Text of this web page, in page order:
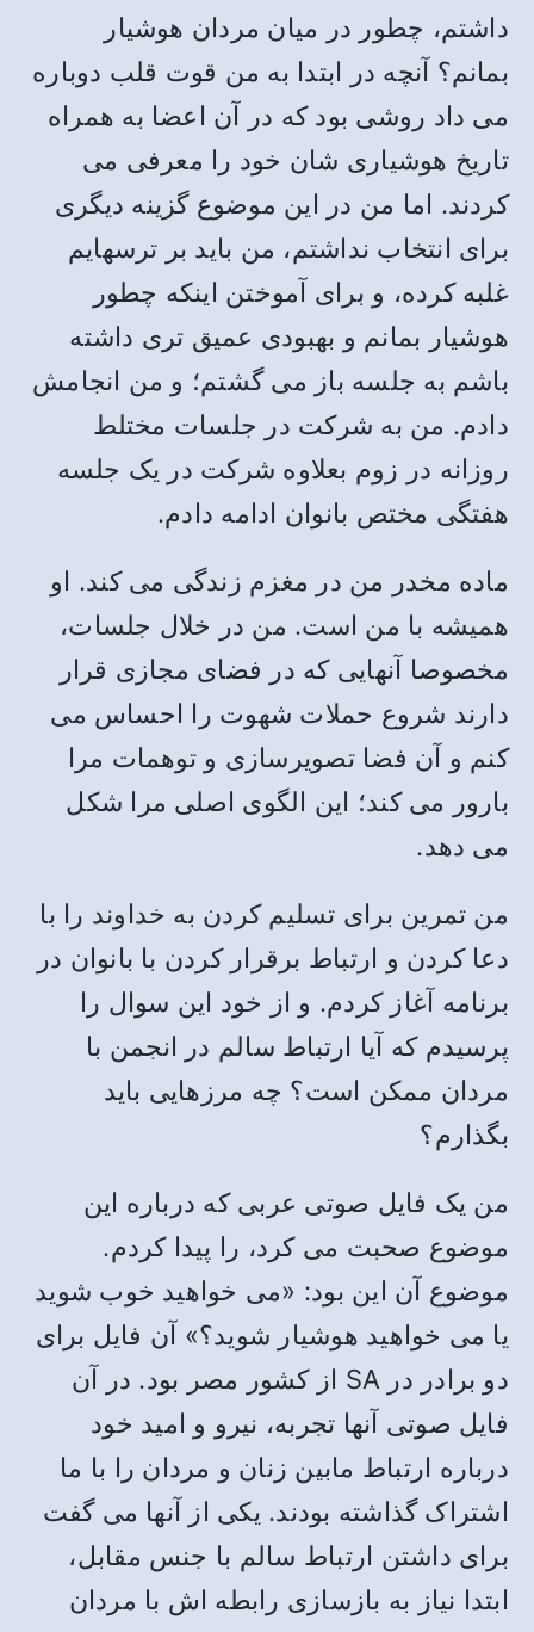
داشتم، چطور در میان مردان هوشیار
بمانم؟ آنچه در ابتدا به من قوت قلب دوباره
می داد روشی بود که در آن اعضا به همراه
تاریخ هوشیاری شان خود را معرفی می
کردند. اما من در این موضوع گزینه دیگری
برای انتخاب نداشتم، من باید بر ترسهایم
غلبه کرده، و برای آموختن اینکه چطور
هوشیار بمانم و بهبودی عمیق تری داشته
باشم به جلسه باز می گشتم؛‌ و من انجامش
دادم. من به شرکت در جلسات مختلط
روزانه در زوم بعلاوه شرکت در یک جلسه
هفتگی مختص بانوان ادامه دادم.
ماده مخدر من در مغزم زندگی می کند. او
همیشه با من است. من در خلال جلسات،
مخصوصا آنهایی که در فضای مجازی قرار
دارند شروع حملات شهوت را احساس می
کنم و آن فضا تصویرسازی و توهمات مرا
بارور می کند؛ این الگوی اصلی مرا شکل
می دهد.
من تمرین برای تسلیم کردن به خداوند را با
دعا کردن و ارتباط برقرار کردن با بانوان در
برنامه آغاز کردم. و از خود این سوال را
پرسیدم که آیا ارتباط سالم در انجمن با
مردان ممکن است؟ چه مرزهایی باید
بگذارم؟
من یک فایل صوتی عربی که درباره این
موضوع صحبت می کرد، را پیدا کردم.
موضوع آن این بود: «می خواهید خوب شوید
یا می خواهید هوشیار شوید؟» آن فایل برای
دو برادر در SA از کشور مصر بود. در آن
فایل صوتی آنها تجربه، نیرو و امید خود
درباره ارتباط مابین زنان و مردان را با ما
اشتراک گذاشته بودند. یکی از آنها می گفت
برای داشتن ارتباط سالم با جنس مقابل،
ابتدا نیاز به بازسازی رابطه اش با مردان